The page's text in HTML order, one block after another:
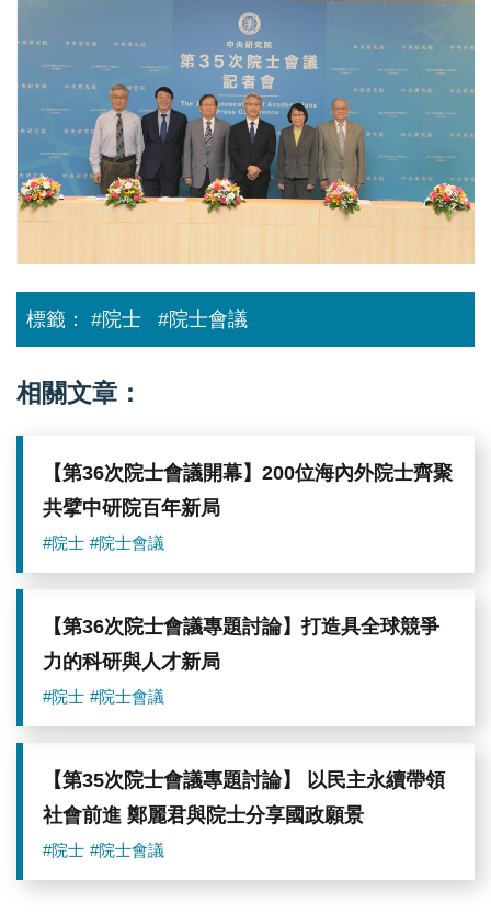
余
華、
上
泰
侖、
李
平。
中
研
提
供
澤
鑑、
蔡
芳、
賓、
黃
金
余
洪
上
邢
泰
李
院
王
威、
行
焜
玉、
廖
智
周
美
劉
兆
圖
標籤： #院士 #院士會議
相關文章：
【第36次院士會議開幕】200位海內外院士齊聚
共擘中研院百年新局
#院士 #院士會議
【第36次院士會議專題討論】打造具全球競爭
力的科研與人才新局
#院士 #院士會議
【第35次院士會議專題討論】 以民主永續帶領
社會前進 鄭麗君與院士分享國政願景
#院士 #院士會議